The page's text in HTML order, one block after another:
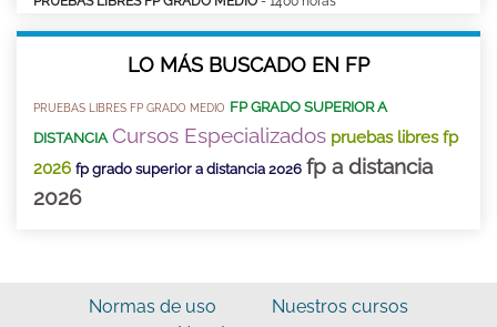
LO MÁS BUSCADO EN FP
PRUEBAS LIBRES FP GRADO MEDIO FP GRADO SUPERIOR A
DISTANCIA Cursos Especializados pruebas libres fp
2026 fp grado superior a distancia 2026 fp a distancia
2026
Normas de uso
Nuestros cursos